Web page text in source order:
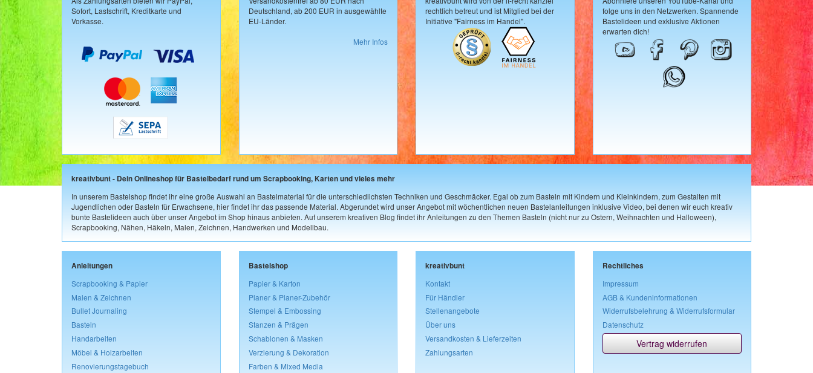
Sofort, Lastschrift, Kreditkarte und
Vorkasse.
Deutschland, ab 200 EUR in ausgewählte
EU-Länder.
Mehr Infos
rechtlich betreut und ist Mitglied bei der
Initiative "Fairness im Handel".
folge uns in den Netzwerken. Spannende
Bastelideen und exklusive Aktionen
erwarten dich!
kreativbunt - Dein Onlineshop für Bastelbedarf rund um Scrapbooking, Karten und vieles mehr
In unserem Bastelshop findet ihr eine große Auswahl an Bastelmaterial für die unterschiedlichsten Techniken und Geschmäcker. Egal ob zum Basteln mit Kindern und Kleinkindern, zum Gestalten mit
Jugendlichen oder Basteln für Erwachsene, hier findet ihr das passende Material. Abgerundet wird unser Angebot mit wöchentlichen neuen Bastelanleitungen inklusive Video, bei denen wir euch kreativ
bunte Bastelideen auch über unser Angebot im Shop hinaus anbieten. Auf unserem kreativen Blog findet ihr Anleitungen zu den Themen Basteln (nicht nur zu Ostern, Weihnachten und Halloween),
Scrapbooking, Nähen, Häkeln, Malen, Zeichnen, Handwerken und Modellbau.
Anleitungen
Scrapbooking & Papier
Malen & Zeichnen
Bullet Journaling
Basteln
Handarbeiten
Möbel & Holzarbeiten
Renovierungstagebuch
Bastelshop
Papier & Karton
Planer & Planer-Zubehör
Stempel & Embossing
Stanzen & Prägen
Schablonen & Masken
Verzierung & Dekoration
Farben & Mixed Media
kreativbunt
Kontakt
Für Händler
Stellenangebote
Über uns
Versandkosten & Lieferzeiten
Zahlungsarten
Rechtliches
Impressum
AGB & Kundeninformationen
Widerrufsbelehrung & Widerrufsformular
Datenschutz
Vertrag widerrufen